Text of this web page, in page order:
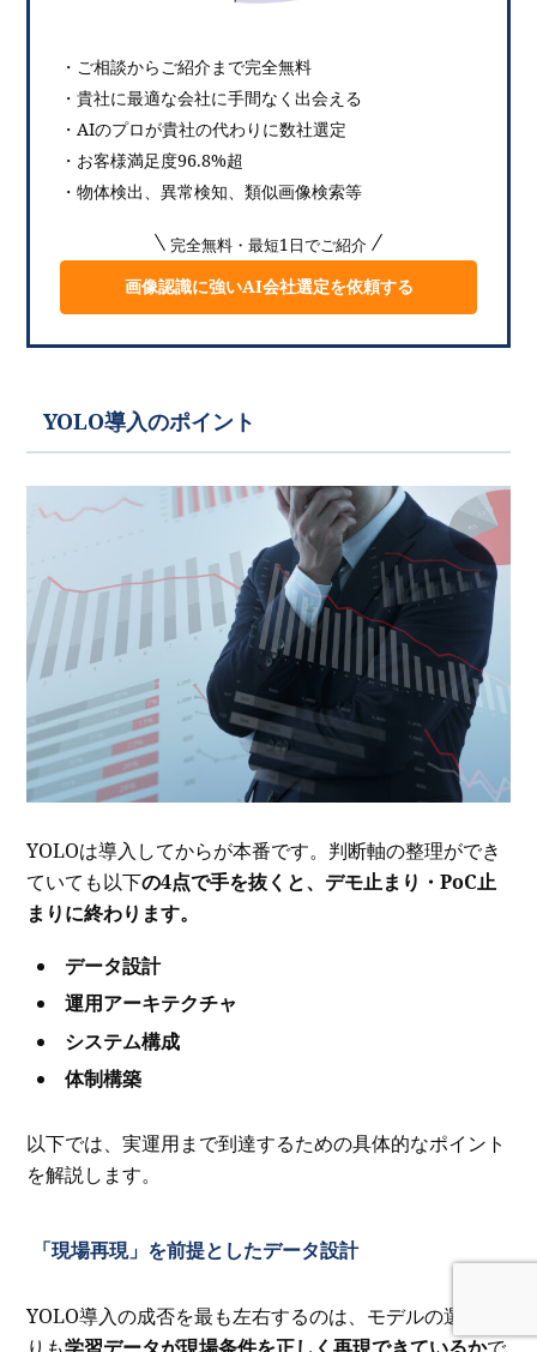
・ご相談からご紹介まで完全無料
・貴社に最適な会社に手間なく出会える
・AIのプロが貴社の代わりに数社選定
・お客様満足度96.8%超
・物体検出、異常検知、類似画像検索等
完全無料・最短1日でご紹介
画像認識に強いAI会社選定を依頼する
YOLO導入のポイント
YOLOは導入してからが本番です。判断軸の整理ができ
ていても以下の4点で手を抜くと、デモ止まり・PoC止
まりに終わります。
データ設計
運用アーキテクチャ
システム構成
体制構築
以下では、実運用まで到達するための具体的なポイント
を解説します。
「現場再現」を前提としたデータ設計
YOLO導入の成否を最も左右するのは、モデルの選定よ